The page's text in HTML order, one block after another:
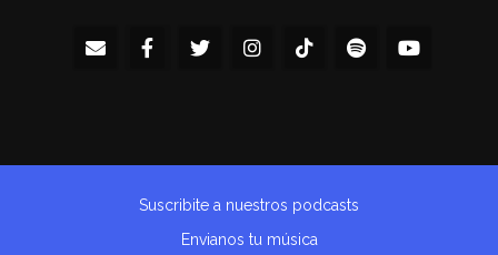
Suscribite a nuestros podcasts
Envianos tu música